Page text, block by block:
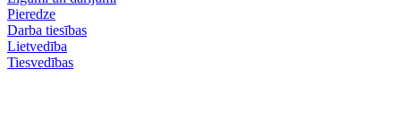
Pieredze
Darba tiesības
Lietvedība
Tiesvedības